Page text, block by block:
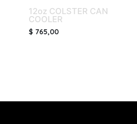
12oz COLSTER CAN
COOLER
$ 765,00